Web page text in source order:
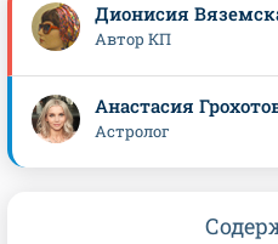
Дионисия
Автор КП
Анастасия
Астролог